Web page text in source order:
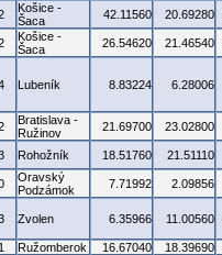
Košice -
Šaca
42.11560 20.69280
Košice -
Šaca
26.54620 21.46540
Lubeník 8.83224 6.28006
Bratislava -
Ružinov
21.69700 23.02800
Rohožník 18.51760 21.51110
Oravský
Podzámok
7.71992 2.09856
Zvolen 6.35966 11.00560
Ružomberok 16.67040 18.39690